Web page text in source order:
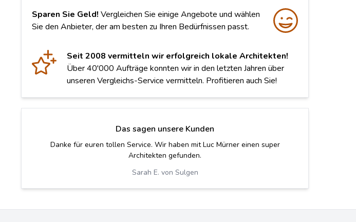
Sparen Sie Geld! Vergleichen Sie einige Angebote und wählen
Sie den Anbieter, der am besten zu Ihren Bedürfnissen passt.
Seit 2008 vermitteln wir erfolgreich lokale Architekten!
Über 40'000 Aufträge konnten wir in den letzten Jahren über
unseren Vergleichs-Service vermitteln. Profitieren auch Sie!
Das sagen unsere Kunden
Danke für euren tollen Service. Wir haben mit Luc Mürner einen super
Architekten gefunden.
Sarah E. von Sulgen